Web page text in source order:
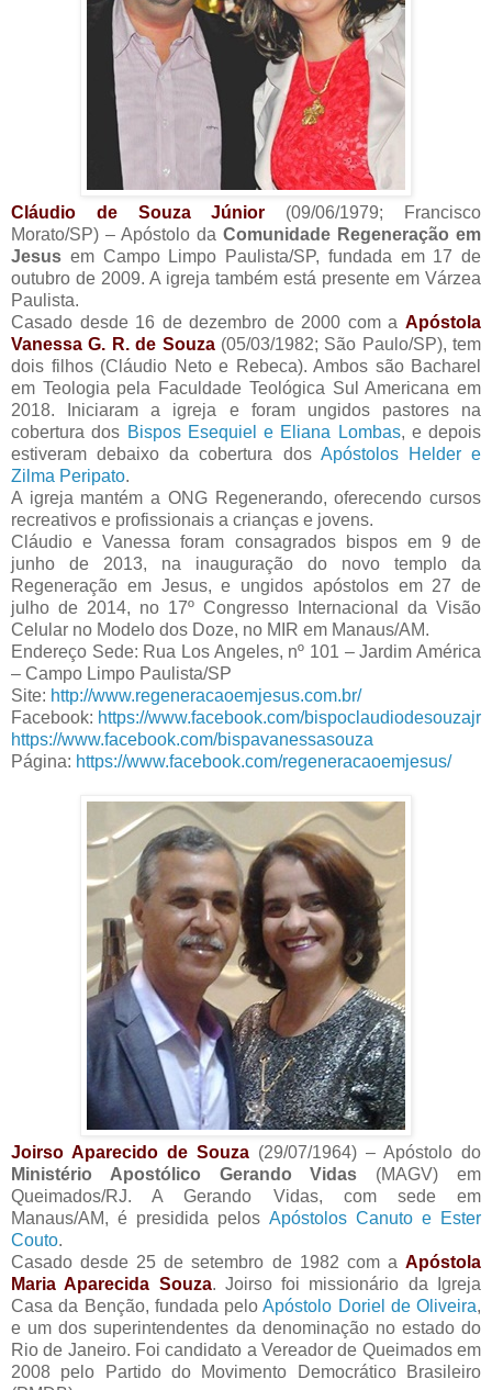
Cláudio de Souza Júnior (09/06/1979; Francisco
Morato/SP) – Apóstolo da Comunidade Regeneração em
Jesus em Campo Limpo Paulista/SP, fundada em 17 de
outubro de 2009. A igreja também está presente em Várzea
Paulista.
Casado desde 16 de dezembro de 2000 com a Apóstola
Vanessa G. R. de Souza(05/03/1982; São Paulo/SP), tem
dois filhos (Cláudio Neto e Rebeca). Ambos são Bacharel
em Teologia pela Faculdade Teológica Sul Americana em
2018. Iniciaram a igreja e foram ungidos pastores na
cobertura dos Bispos Esequiel e Eliana Lombas, e depois
estiveram debaixo da cobertura dos Apóstolos Helder e
Zilma Peripato.
A igreja mantém a ONG Regenerando, oferecendo cursos
recreativos e profissionais a crianças e jovens.
Cláudio e Vanessa foram consagrados bispos em 9 de
junho de 2013, na inauguração do novo templo da
Regeneração em Jesus, e ungidos apóstolos em 27 de
julho de 2014, no 17º Congresso Internacional da Visão
Celular no Modelo dos Doze, no MIR em Manaus/AM.
Endereço Sede: Rua Los Angeles, nº 101 – Jardim América
– Campo Limpo Paulista/SP
Site: http://www.regeneracaoemjesus.com.br/
Facebook: https://www.facebook.com/bispoclaudiodesouzajr
https://www.facebook.com/bispavanessasouza
Página: https://www.facebook.com/regeneracaoemjesus/
Joirso Aparecido de Souza (29/07/1964) – Apóstolo do
Ministério Apostólico Gerando Vidas (MAGV) em
Queimados/RJ. A Gerando Vidas, com sede em
Manaus/AM, é presidida pelos Apóstolos Canuto e Ester
Couto.
Casado desde 25 de setembro de 1982 com a Apóstola
Maria Aparecida Souza. Joirso foi missionário da Igreja
Casa da Benção, fundada peloApóstolo Doriel de Oliveira,
e um dos superintendentes da denominação no estado do
Rio de Janeiro. Foi candidato a Vereador de Queimados em
2008 pelo Partido do Movimento Democrático Brasileiro